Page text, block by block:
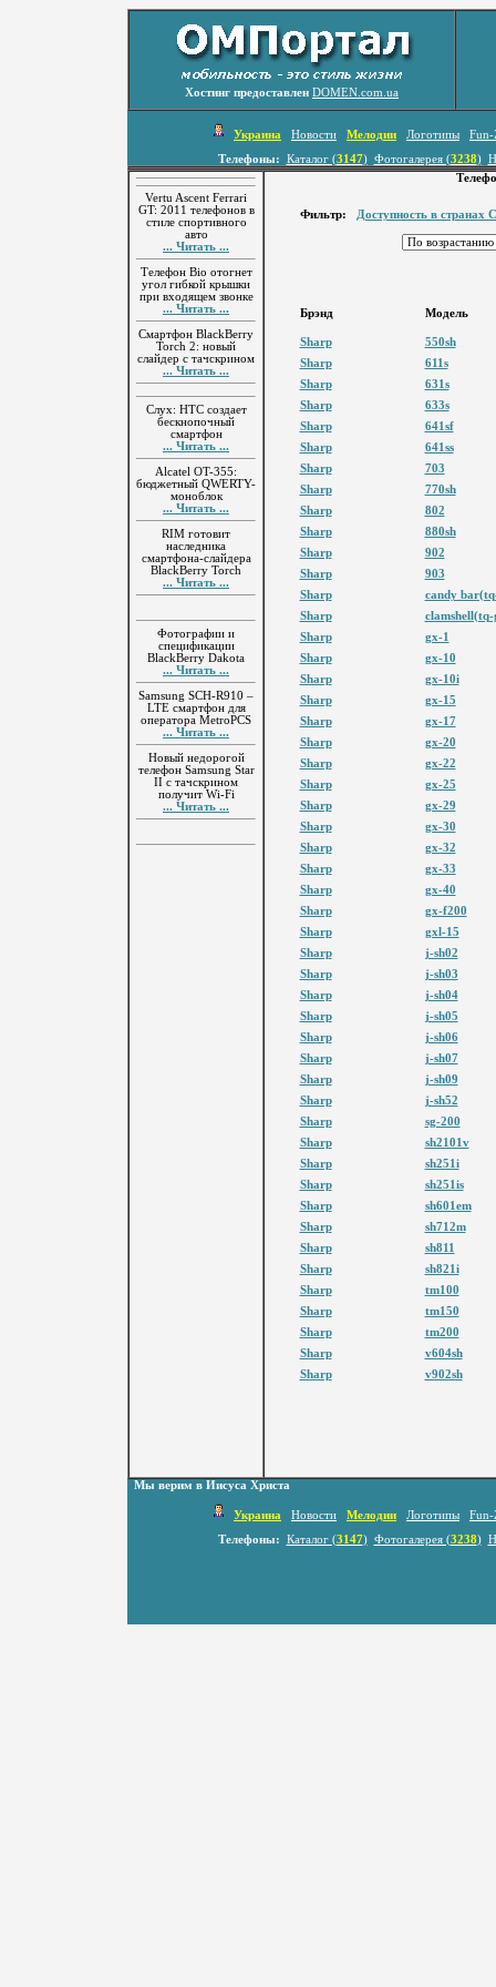
Хостинг предоставлен DOMEN.com.ua
Украина Новости Мелодии Логотипы
Fun-
Телефоны:
Каталог (3147) Фотогалерея (3238)
Vertu Ascent Ferrari
GT: 2011 телефонов в
стиле спортивного
авто
... Читать ...
Телефон Bio отогнет
угол гибкой крышки
при входящем звонке
... Читать ...
Смартфон BlackBerry
Torch 2: новый
слайдер с тачскрином
... Читать ...
Слух: HTC создает
бескнопочный
смартфон
... Читать ...
Alcatel OT-355:
бюджетный QWERTY-
моноблок
... Читать ...
RIM готовит
наследника
смартфона-слайдера
BlackBerry Torch
... Читать ...
Фотографии и
спецификации
BlackBerry Dakota
... Читать ...
Samsung SCH-R910 –
LTE смартфон для
оператора MetroPCS
... Читать ...
Новый недорогой
телефон Samsung Star
II с тачскрином
получит Wi-Fi
... Читать ...
Фильтр: Доступность в странах
Брэнд Модель
Sharp
550sh
Sharp
611s
Sharp
631s
Sharp
633s
Sharp
641sf
Sharp
641ss
Sharp
703
Sharp
770sh
Sharp
802
Sharp
880sh
Sharp
902
Sharp
903
Sharp
candy
Sharp
clamshell(tq-
Sharp
gx-1
Sharp
gx-10
Sharp
gx-10i
Sharp
gx-15
Sharp
gx-17
Sharp
gx-20
Sharp
gx-22
Sharp
gx-25
Sharp
gx-29
Sharp
gx-30
Sharp
gx-32
Sharp
gx-33
Sharp
gx-40
Sharp
gx-f200
Sharp
gxl-15
Sharp
j-sh02
Sharp
j-sh03
Sharp
j-sh04
Sharp
j-sh05
Sharp
j-sh06
Sharp
j-sh07
Sharp
j-sh09
Sharp
j-sh52
Sharp
sg-200
Sharp
sh2101v
Sharp
sh251i
Sharp
sh251is
Sharp
sh601em
Sharp
sh712m
Sharp
sh811
Sharp
sh821i
Sharp
tm100
Sharp
tm150
Sharp
tm200
Sharp
v604sh
Sharp
v902sh
Мы верим в Иисуса Христа
Украина Новости Мелодии Логотипы
Fun-
Телефоны:
Каталог (3147) Фотогалерея (3238)